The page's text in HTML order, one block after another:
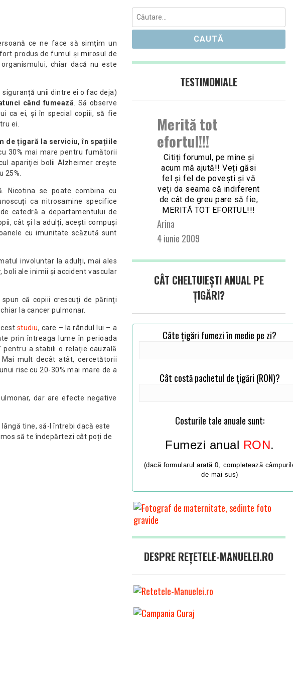
ce ne face să simțim un
produs de fumul și mirosul de
chiar dacă nu este
unii dintre ei o fac deja)
când fumează . Să observe
ca ei, și în special copiii, să fie
ei.
de țigară la serviciu, în spațiile
30% mai mare pentru fumătorii
apariţiei bolii Alzheimer creşte
25%.
Nicotina se poate combina cu
ca nitrosamine specifice
catedră a departamentului de
cât și la adulți, acești compuși
cu imunitate scăzută sunt
involuntar la adulți, mai ales
ale inimii și accident vascular
că copiii crescuţi de părinţi
la cancer pulmonar.
studiu, care – la rândul lui – a
prin întreaga lume în perioada
pentru a stabili o relație cauzală
. Mai mult decât atât, cercetătorii
risc cu 20-30% mai mare de a
dar are efecte negative
tine, să-l întrebi dacă este
să te îndepărtezi cât poți de
Caută
după:
TESTIMONIALE
Merită tot
efortul!!!
Citiți forumul, pe mine și
acum mă ajută!! Veți găsi
fel și fel de povești și vă
veți da seama că indiferent
de cât de greu pare să fie,
MERITĂ TOT EFORTUL!!!
Arina
4 iunie 2009
CÂT CHELTUIEȘTI ANUAL PE
ȚIGĂRI?
Câte țigări fumezi în medie pe zi?
Cât costă pachetul de țigări (RON)?
Costurile tale anuale sunt:
Fumezi anual RON.
(dacă formularul arată 0, completează
de mai sus)
DESPRE REȚETELE-MANUELEI.RO